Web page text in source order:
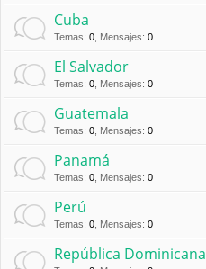
Cuba
Temas: 0 Mensajes: 0
El Salvador
Temas: 0 Mensajes: 0
Guatemala
Temas: 0 Mensajes: 0
Panamá
Temas: 0 Mensajes: 0
Perú
Temas: 0 Mensajes: 0
República Dominicana